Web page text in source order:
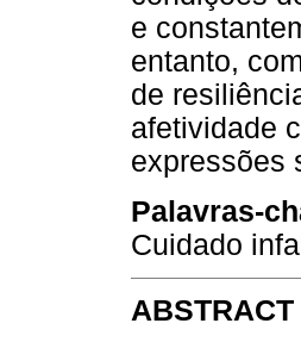
e
entanto,
de
afetividade
expressões
Palavras-
Cuidado
ABSTRACT